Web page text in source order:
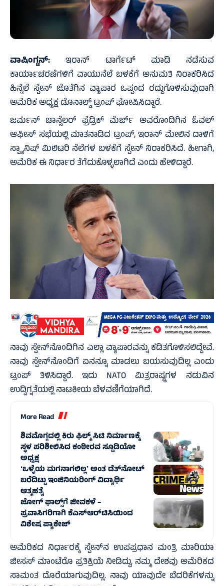
ವಾಷಿಂಗ್ಟನ್: ಇರಾನ್‌ ಟಾರ್ಗೆಟ್‌ ಮಾಡಿ ನಡೆಸುವ
ಕಾರ್ಯಾಚರಣೆಗಳಿಗೆ ವಾಯುನೆಲೆ ಬಳಕೆಗೆ ಅನುಮತಿ ನಿರಾಕರಿಸಿದ
ಹಿನ್ನೆಲೆ ಸ್ಪೇನ್‌ ಜೊತೆಗಿನ ವ್ಯಾಪಾರ ಒಪ್ಪಂದ ರದ್ದುಗೊಳಿಸುವುದಾಗಿ
ಅಮೆರಿಕ ಅಧ್ಯಕ್ಷ ಡೊನಾಲ್ಡ್‌ ಟ್ರಂಪ್‌ ಘೋಷಿಸಿದ್ದಾರೆ.
ಜರ್ಮನ್ ಚಾನ್ಸೆಲರ್ ಫ್ರೆಡ್ರಿಕ್ ಮೆರ್ಜ್ ಅವರೊಂದಿಗಿನ ಓವಲ್
ಆಫೀಸ್ ಸಭೆಯಲ್ಲಿ ಮಾತನಾಡಿದ ಟ್ರಂಪ್, ಇರಾನ್‌ ಮೇಲಿನ ದಾಳಿಗೆ
ಸ್ಪ್ಯಾನಿಷ್‌ ಮಿಲಿಟರಿ ನೆಲೆಗಳ ಬಳಕೆಗೆ ಸ್ಪೇನ್‌ ನಿರಾಕರಿಸಿದೆ. ಹೀಗಾಗಿ,
ಅಮೆರಿಕ ಈ ನಿರ್ಧಾರ ತೆಗೆದುಕೊಳ್ಳಲಾಗಿದೆ ಎಂದು ಹೇಳಿದ್ದಾರೆ.
ನಾವು ಸ್ಪೇನ್‌ನೊಂದಿಗಿನ ಎಲ್ಲಾ ವ್ಯಾಪಾರವನ್ನು ಕಡಿತಗೊಳಿಸಲಿದ್ದೇವೆ.
ನಾವು ಸ್ಪೇನ್‌ನೊಂದಿಗೆ ಏನನ್ನೂ ಮಾಡಲು ಬಯಸುವುದಿಲ್ಲ ಎಂದು
ಟ್ರಂಪ್ ತಿಳಿಸಿದ್ದಾರೆ. ಇದು NATO ಮಿತ್ರರಾಷ್ಟ್ರಗಳ ನಡುವಿನ
ಉದ್ವಿಗ್ನತೆಯಲ್ಲಿ ನಾಟಕೀಯ ಬೆಳವಣಿಗೆಯಾಗಿದೆ.
More Read
ಶಿವಮೊಗ್ಗದಲ್ಲಿ ಕಿರು ಫಿಲ್ಮ್ ಸಿಟಿ ನಿರ್ಮಾಣಕ್ಕೆ
ಸ್ಥಳ ಪರಿಶೀಲಿಸಿದ ಕಂಠೀರವ ಸ್ಟೂಡಿಯೋ
ಅಧ್ಯಕ್ಷ
ʻಒಳ್ಳೆಯ ಮಗನಾಗಲಿಲ್ಲʼ ಅಂತ ಡೆತ್‌ನೋಟ್
ಬರೆದಿಟ್ಟು ಇಂಜಿನಿಯರಿಂಗ್ ವಿದ್ಯಾರ್ಥಿ
ಆತ್ಮಹತ್ಯೆ‌
ಜೋಗ್‌ ಫಾಲ್ಸ್‌ಗೆ ಜೀವಕಳೆ –
ಪ್ರವಾಸಿಗರಿಗಾಗಿ ಕೆಎಸ್ಆರ್‌ಟಿಸಿಯಿಂದ
ವಿಶೇಷ ಪ್ಯಾಕೇಜ್
ಅಮೆರಿಕದ ನಿರ್ಧಾರಕ್ಕೆ ಸ್ಪೇನ್‌ನ ಉಪಪ್ರಧಾನ ಮಂತ್ರಿ ಮಾರಿಯಾ
ಜೀಸಸ್ ಮಾಂಟೆರೊ ಪ್ರತಿಕ್ರಿಯೆ ನೀಡಿದ್ದು, ನಮ್ಮ ದೇಶವು ಅಮೆರಿಕದ
ಸಾಮಂತ ದೊರೆಯಾಗುವುದಿಲ್ಲ. ನಾವು ಯಾವುದೇ ಬೆದರಿಕೆಗಳನ್ನು